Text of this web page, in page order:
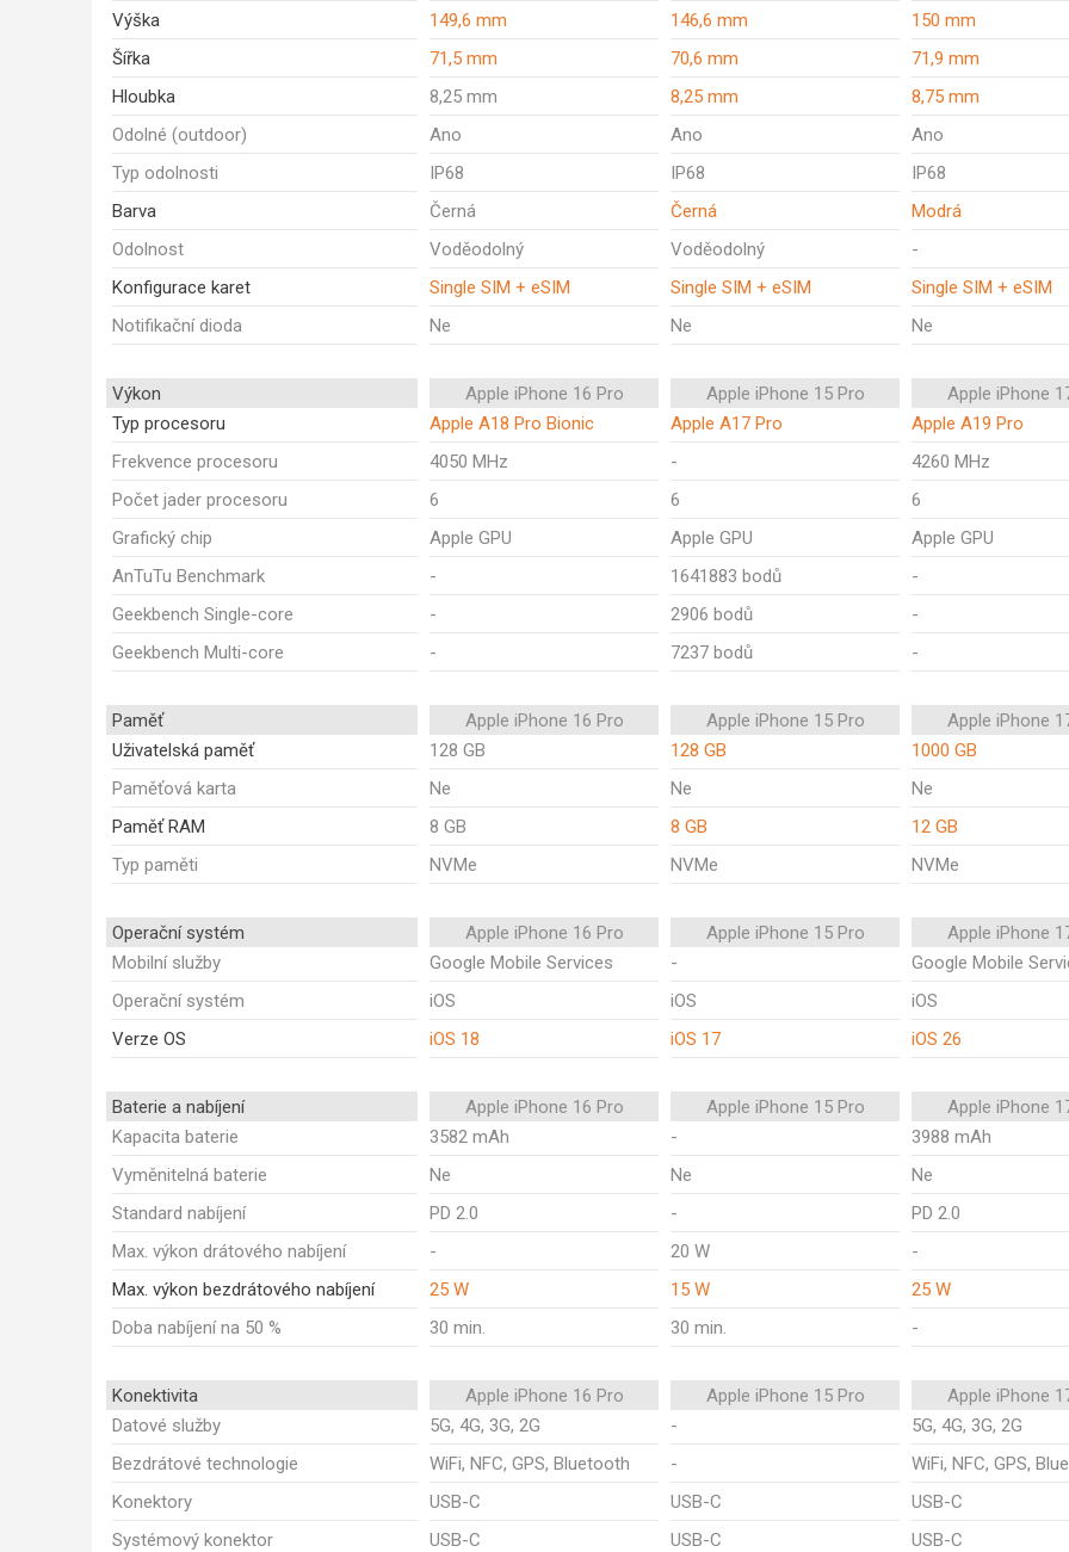
Výška
149,6 mm 146,6 mm
150 mm
Šířka
71,5 mm 70,6 mm
71,9 mm
Hloubka
8,25 mm 8,25 mm
8,75 mm
Odolné (outdoor)
Ano Ano
Ano
Typ odolnosti
IP68 IP68
IP68
Barva
Černá Černá
Modrá
Odolnost
Voděodolný Voděodolný
-
Konfigurace karet
Single SIM + eSIM Single SIM + eSIM
Single SIM + eSIM
Notifikační dioda
Ne Ne Ne
Výkon Apple iPhone 16 Pro Apple iPhone 15 Pro
Apple iPhone
Typ procesoru
Apple A18 Pro Bionic Apple A17 Pro
Apple A19 Pro
Frekvence procesoru
4050 MHz -
4260 MHz
Počet jader procesoru
6 6
6
Grafický chip
Apple GPU Apple GPU
Apple GPU
AnTuTu Benchmark
- 1641883 bodů
-
Geekbench Single-core
- 2906 bodů
-
Geekbench Multi-core
- 7237 bodů -
Paměť Apple iPhone 16 Pro Apple iPhone 15 Pro
Apple iPhone
Uživatelská paměť
128 GB 128 GB
1000 GB
Paměťová karta
Ne Ne
Ne
Paměť RAM
8 GB 8 GB
12 GB
Typ paměti
NVMe NVMe NVMe
Operační systém Apple iPhone 16 Pro Apple iPhone 15 Pro
Apple iPhone
Mobilní služby
Google Mobile Services -
Google Mobile
Operační systém
iOS iOS
iOS
Verze OS
iOS 18 iOS 17 iOS 26
Baterie a nabíjení Apple iPhone 16 Pro Apple iPhone 15 Pro
Apple iPhone
Kapacita baterie
3582 mAh -
3988 mAh
Vyměnitelná baterie
Ne Ne
Ne
Standard nabíjení
PD 2.0 -
PD 2.0
Max. výkon drátového nabíjení
- 20 W
-
Max. výkon bezdrátového nabíjení
25 W 15 W
25 W
Doba nabíjení na 50 %
30 min. 30 min. -
Konektivita Apple iPhone 16 Pro Apple iPhone 15 Pro
Apple iPhone
Datové služby
5G, 4G, 3G, 2G -
5G, 4G, 3G, 2G
Bezdrátové technologie
WiFi, NFC, GPS, Bluetooth -
WiFi, NFC, GPS,
Konektory
USB-C USB-C
USB-C
Systémový konektor
USB-C USB-C
USB-C